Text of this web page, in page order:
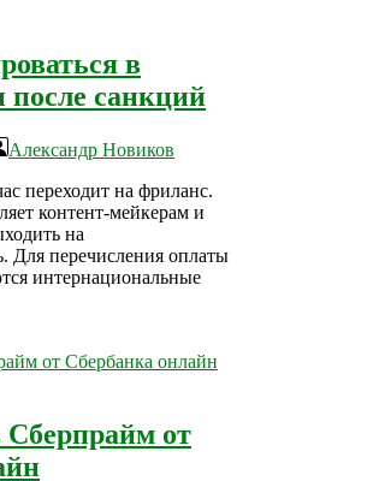
в
после санкций
Александр Новиков
переходит на фриланс.
контент-мейкерам и
на
Для перечисления оплаты
интернациональные
от